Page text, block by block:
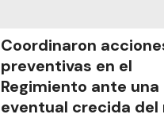
Coordinaron
preventivas en el
Regimiento ante una
eventual crecida del